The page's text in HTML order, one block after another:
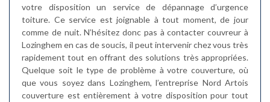
votre disposition un service de dépannage d’urgence
toiture. Ce service est joignable à tout moment, de jour
comme de nuit. N’hésitez donc pas à contacter couvreur à
Lozinghem en cas de soucis, il peut intervenir chez vous très
rapidement tout en offrant des solutions très appropriées.
Quelque soit le type de problème à votre couverture, où
que vous soyez dans Lozinghem, l’entreprise Nord Artois
couverture est entièrement à votre disposition pour tout